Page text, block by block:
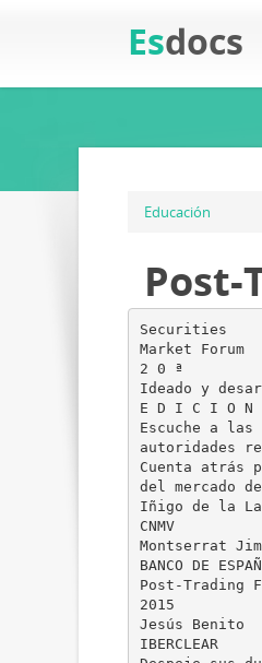
Esdocs
Educación
Post-
Securities
Market Forum
2 0 ª
Ideado y
E D I C I O N
Escuche a
autoridades
Cuenta atrás
del mercado
Iñigo de la
CNMV
Montserrat
BANCO DE
Post-Trading
2015
Jesús Benito
IBERCLEAR